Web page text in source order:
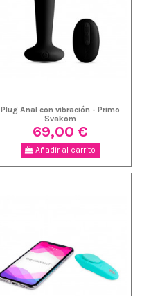
Plug Anal con vibración - Primo
Svakom
69,00 €
Añadir al carrito